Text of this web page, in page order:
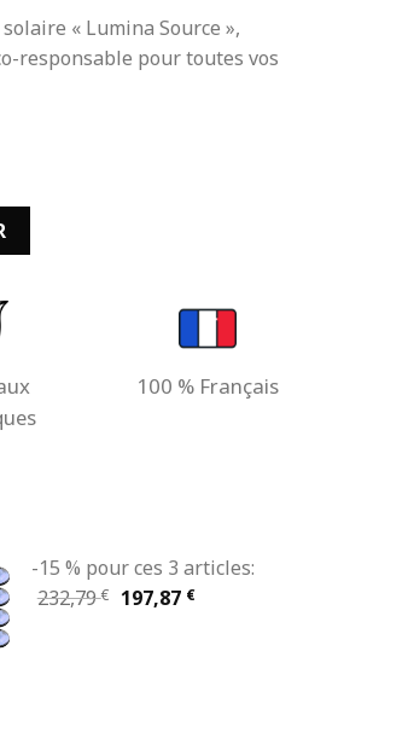
« Lumina Source »,
responsable pour toutes vos
100Lm Piquet Eclairage pour Allée
100 % Français
-15 % pour ces 3 articles:
232,79€
Le
197,87 €Le